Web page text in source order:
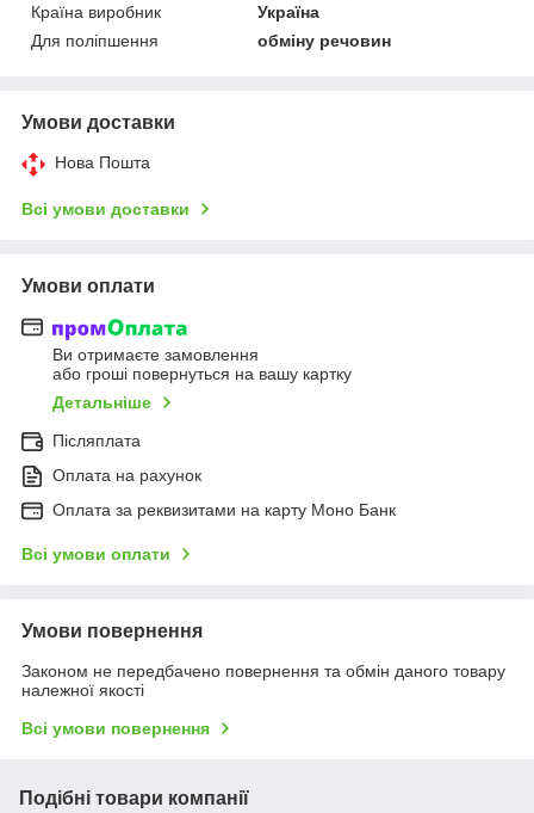
Країна виробник
Україна
Для поліпшення
обміну речовин
Умови доставки
Нова Пошта
Всі умови доставки
Умови оплати
Ви отримаєте замовлення
або гроші повернуться на вашу картку
Детальніше
Післяплата
Оплата на рахунок
Оплата за реквизитами на карту Моно Банк
Всі умови оплати
Умови повернення
Законом не передбачено повернення та обмін даного товару
належної якості
Всі умови повернення
Подібні товари компанії